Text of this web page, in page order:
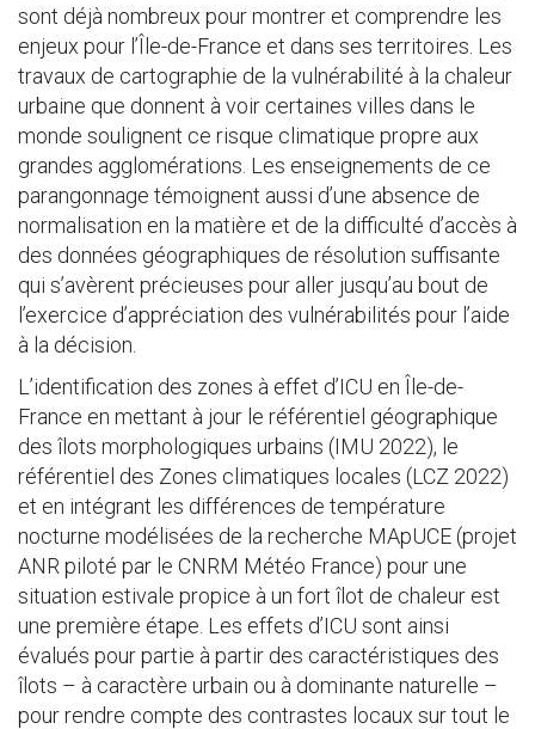
sont déjà nombreux pour montrer et comprendre les
enjeux pour l’Île-de-France et dans ses territoires. Les
travaux de cartographie de la vulnérabilité à la chaleur
urbaine que donnent à voir certaines villes dans le
monde soulignent ce risque climatique propre aux
grandes agglomérations. Les enseignements de ce
parangonnage témoignent aussi d’une absence de
normalisation en la matière et de la difficulté d’accès à
des données géographiques de résolution suffisante
qui s’avèrent précieuses pour aller jusqu’au bout de
l’exercice d’appréciation des vulnérabilités pour l’aide
à la décision.
L’identification des zones à effet d’ICU en Île-de-
France en mettant à jour le référentiel géographique
des îlots morphologiques urbains (IMU 2022), le
référentiel des Zones climatiques locales (LCZ 2022)
et en intégrant les différences de température
nocturne modélisées de la recherche MApUCE (projet
ANR piloté par le CNRM Météo France) pour une
situation estivale propice à un fort îlot de chaleur est
une première étape. Les effets d’ICU sont ainsi
évalués pour partie à partir des caractéristiques des
îlots – à caractère urbain ou à dominante naturelle –
pour rendre compte des contrastes locaux sur tout le